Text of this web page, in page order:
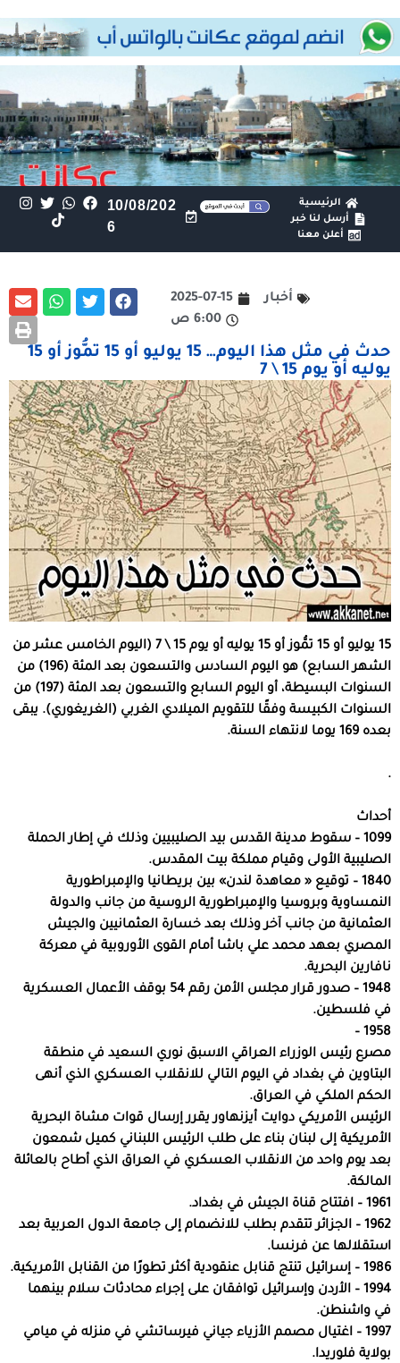
الرئيسية
أرسل لنا خبر
أعلن معنا
10/08/202
6
أخبار
2025-07-15
6:00 ص
حدث في مثل هذا اليوم… 15 يوليو أو 15 تمُّوز أو 15
يوليه أو يوم 15 \ 7
15 يوليو أو 15 تمُّوز أو 15 يوليه أو يوم 15 \ 7 (اليوم الخامس عشر من
الشهر السابع) هو اليوم السادس والتسعون بعد المئة (196) من
السنوات البسيطة، أو اليوم السابع والتسعون بعد المئة (197) من
السنوات الكبيسة وفقًا للتقويم الميلادي الغربي (الغريغوري). يبقى
بعده 169 يوما لانتهاء السنة.
.
أحداث
1099 – سقوط مدينة القدس بيد الصليبيين وذلك في إطار الحملة
الصليبية الأولى وقيام مملكة بيت المقدس.
1840 – توقيع « معاهدة لندن» بين بريطانيا والإمبراطورية
النمساوية وبروسيا والإمبراطورية الروسية من جانب والدولة
العثمانية من جانب آخر وذلك بعد خسارة العثمانيين والجيش
المصري بعهد محمد علي باشا أمام القوى الأوروبية في معركة
نافارين البحرية.
1948 – صدور قرار مجلس الأمن رقم 54 بوقف الأعمال العسكرية
في فلسطين.
1958 –
مصرع رئيس الوزراء العراقي الاسبق نوري السعيد في منطقة
البتاوين في بغداد في اليوم التالي للانقلاب العسكري الذي أنهى
الحكم الملكي في العراق.
الرئيس الأمريكي دوايت أيزنهاور يقرر إرسال قوات مشاة البحرية
الأمريكية إلى لبنان بناء على طلب الرئيس اللبناني كميل شمعون
بعد يوم واحد من الانقلاب العسكري في العراق الذي أطاح بالعائلة
المالكة.
1961 – افتتاح قناة الجيش في بغداد.
1962 – الجزائر تتقدم بطلب للانضمام إلى جامعة الدول العربية بعد
استقلالها عن فرنسا.
1986 – إسرائيل تنتج قنابل عنقودية أكثر تطورًا من القنابل الأمريكية.
1994 – الأردن وإسرائيل توافقان على إجراء محادثات سلام بينهما
في واشنطن.
1997 – اغتيال مصمم الأزياء جياني فيرساتشي في منزله في ميامي
بولاية فلوريدا.